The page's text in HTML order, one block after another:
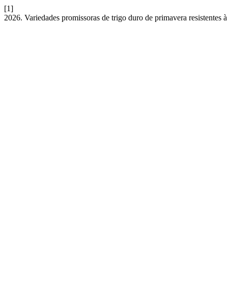
[1]
2026. Variedades promissoras de trigo duro de primavera